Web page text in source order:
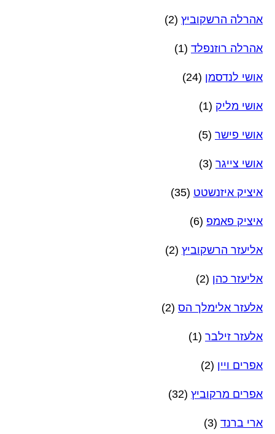
אהרלה הרשקוביץ (2)
אהרלה רוזנפלד (1)
אושי לנדסמן (24)
אושי מליק (1)
אושי פישר (5)
אושי צייגר (3)
איציק איזנשטט (35)
איציק פאמפ (6)
אליעזר הרשקוביץ (2)
אליעזר כהן (2)
אלעזר אלימלך הס (2)
אלעזר זילבר (1)
אפרים ויין (2)
אפרים מרקוביץ (32)
ארי ברנד (3)